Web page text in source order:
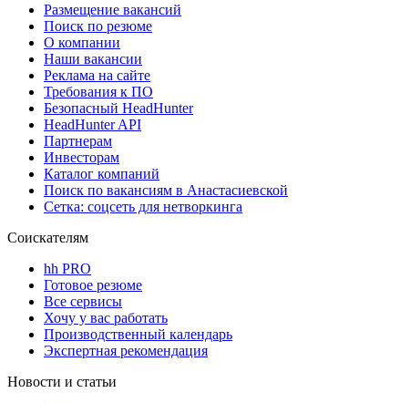
Размещение вакансий
Поиск по резюме
О компании
Наши вакансии
Реклама на сайте
Требования к ПО
Безопасный HeadHunter
HeadHunter API
Партнерам
Инвесторам
Каталог компаний
Поиск по вакансиям в Анастасиевской
Сетка: соцсеть для нетворкинга
Соискателям
hh PRO
Готовое резюме
Все сервисы
Хочу у вас работать
Производственный календарь
Экспертная рекомендация
Новости и статьи